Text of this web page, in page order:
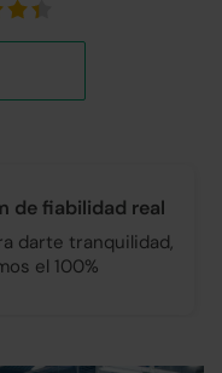
defiabilidad real
darte tranquilidad,
el 100%